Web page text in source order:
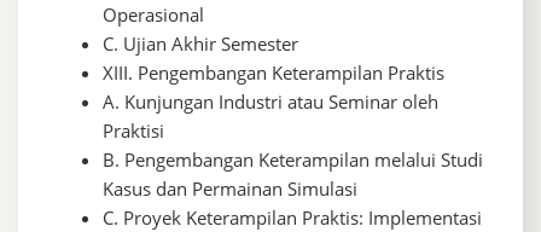
Operasional
C. Ujian Akhir Semester
XIII. Pengembangan Keterampilan Praktis
A. Kunjungan Industri atau Seminar oleh
Praktisi
B. Pengembangan Keterampilan melalui Studi
Kasus dan Permainan Simulasi
C. Proyek Keterampilan Praktis: Implementasi